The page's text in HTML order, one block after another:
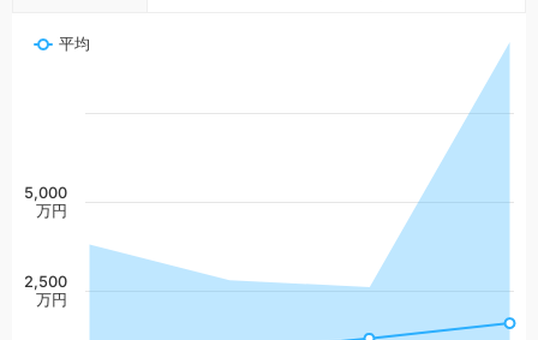
平均
2,500
万円
5,000
万円